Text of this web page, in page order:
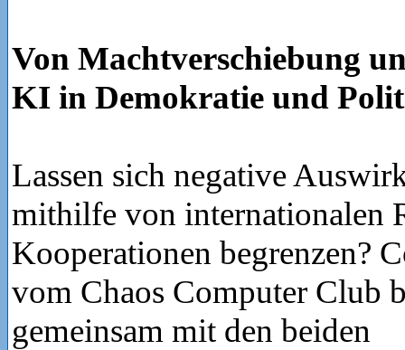
Von Machtverschiebung
KI in Demokratie und
Lassen sich negative
mithilfe von internationalen
Kooperationen begrenzen?
vom Chaos Computer Club
gemeinsam mit den beiden